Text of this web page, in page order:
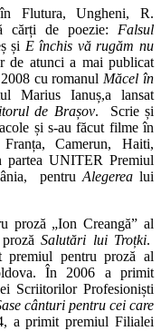
Flutura, Ungheni, R.
cărți de poezie: Falsul
și E închis vă rugăm nu
de atunci a mai publicat
cu romanul Măcel în
Marius Ianuș,a lansat
de Brașov. Scrie și
și s-au făcut filme în
Camerun, Haiti,
partea UNITER Premiul
pentru Alegerealui
proză „Ion Creangă” al
prozăSalutări lui Troțki.
premiul pentru proză al
În 2006 a primit
Scriitorilor Profesioniști
cânturi pentru cei care
a primit premiul Filialei